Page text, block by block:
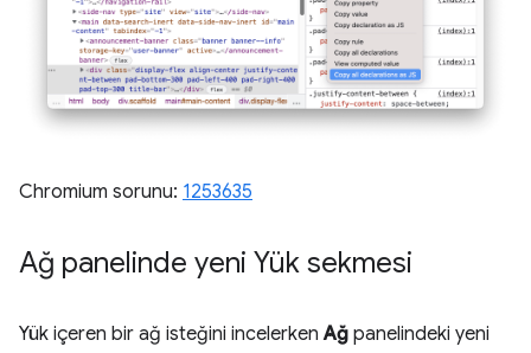
Chromium sorunu: 1253635
Ağ panelinde yeni Yük sekmesi
Yük içeren bir ağ isteğini incelerkenAğ panelindeki yeni